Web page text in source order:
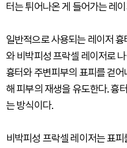
터는 튀어나온 게 들어가는 레
일반적으로 사용되는 레이저
와 비박피성 프락셀 레이저로
흉터와 주변피부의 표피를 걷
해 피부의 재생을 유도한다. 흉
는 방식이다.
비박피성 프락셀 레이저는 표